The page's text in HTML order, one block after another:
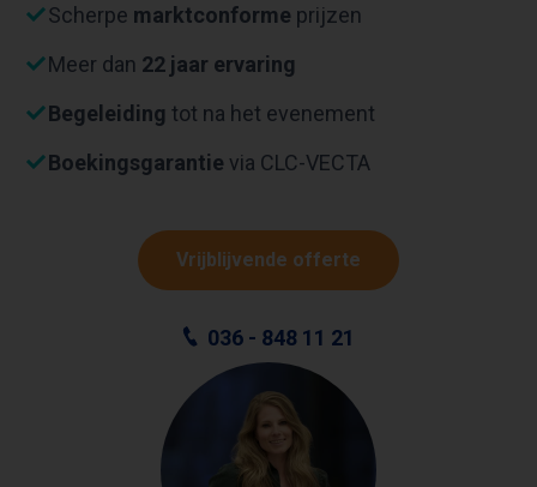
Scherpe marktconforme prijzen
Meer dan 22 jaar ervaring
Begeleiding tot na het evenement
Boekingsgarantie via CLC-VECTA
Vrijblijvende offerte
036 - 848 11 21